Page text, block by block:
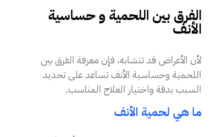
الفرق بين اللحمية و حساسية
الأنف
لأن الأعراض قد تتشابه، فإن معرفة الفرق بين
اللحمية وحساسية الأنف تساعد على تحديد
السبب بدقة واختيار العلاج المناسب.
ما هي لحمية الأنف